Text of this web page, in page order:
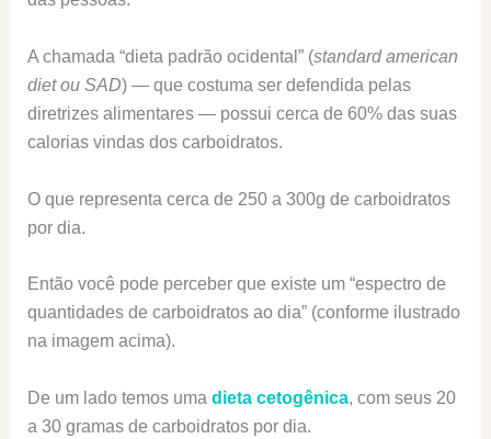
A chamada “dieta padrão ocidental” (standard american
diet ou SAD) — que costuma ser defendida pelas
diretrizes alimentares — possui cerca de 60% das suas
calorias vindas dos carboidratos.
O que representa cerca de 250 a 300g de carboidratos
por dia.
Então você pode perceber que existe um “espectro de
quantidades de carboidratos ao dia” (conforme ilustrado
na imagem acima).
De um lado temos uma dieta cetogênica, com seus 20
a 30 gramas de carboidratos por dia.